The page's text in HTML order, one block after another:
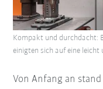
Von Anfang an
Kompakt und durchdacht:
einigten sich auf eine leicht